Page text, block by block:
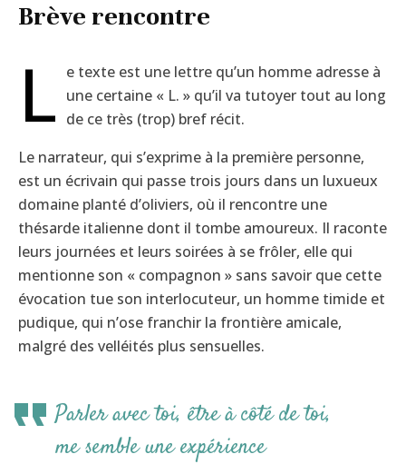
Brève rencontre
L e texte est une lettre qu’un homme adresse à
une certaine « L. » qu’il va tutoyer tout au long
de ce très (trop) bref récit.
Le narrateur, qui s’exprime à la première personne,
est un écrivain qui passe trois jours dans un luxueux
domaine planté d’oliviers, où il rencontre une
thésarde italienne dont il tombe amoureux. Il raconte
leurs journées et leurs soirées à se frôler, elle qui
mentionne son « compagnon » sans savoir que cette
évocation tue son interlocuteur, un homme timide et
pudique, qui n’ose franchir la frontière amicale,
malgré des velléités plus sensuelles.
Parler avec toi, être à côté de toi,
me semble une expérience